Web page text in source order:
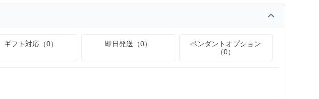
ギフト対応（0） 即日発送（0）
ペンダントオプション
（0）